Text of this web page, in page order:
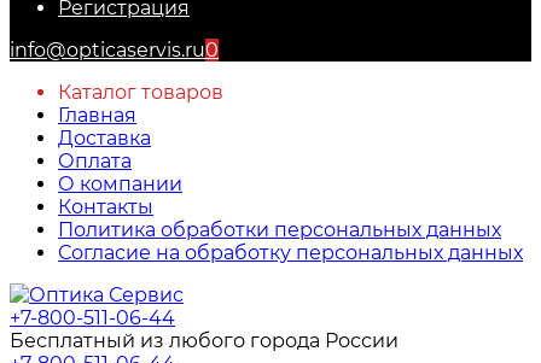
Регистрация
info@opticaservis.ru0
Каталог товаров
Главная
Доставка
Оплата
О компании
Контакты
Политика обработки персональных данных
Согласие на обработку персональных данных
+7-800-511-06-44
Бесплатный из любого города России